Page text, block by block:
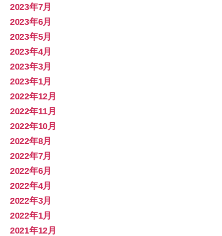
2023年7月
2023年6月
2023年5月
2023年4月
2023年3月
2023年1月
2022年12月
2022年11月
2022年10月
2022年8月
2022年7月
2022年6月
2022年4月
2022年3月
2022年1月
2021年12月